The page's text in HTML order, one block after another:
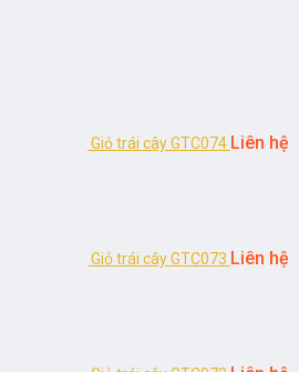
Giỏ trái cây GTC074 Liên hệ
Giỏ trái cây GTC073 Liên hệ